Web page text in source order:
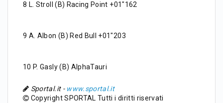
8 L. Stroll (B) Racing Point +01"162
9 A. Albon (B) Red Bull +01"203
10 P. Gasly (B) AlphaTauri
Sportal.it - www.sportal.it
Copyright SPORTAL Tutti i diritti riservati